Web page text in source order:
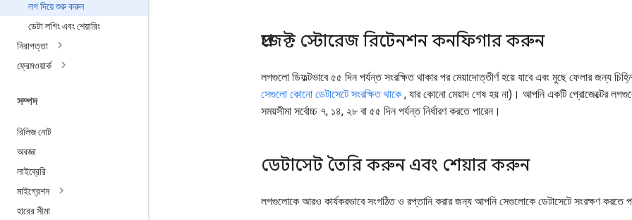
লগ দিয়ে শুরু করুন
ডেটা লগিং এবং শেয়ারিং
নিরাপত্তা
ফ্রেমওয়ার্ক
সম্পদ
রিলিজ নোট
অবজ্ঞা
লাইব্রেরি
মাইগ্রেশন
হারের সীমা
প্রজেক্ট স্টোরেজ রিটেনশন কনফিগার করুন
লগগুলো ডিফল্টভাবে ৫৫ দিন পর্যন্ত সংরক্ষিত থাকার পর মেয়াদোত্তীর্ণ হয়ে যাবে এবং মুছে ফেলার জন্য
সেগুলো কোনো ডেটাসেটে সংরক্ষিত থাকে , যার কোনো মেয়াদ শেষ হয় না)। আপনি একটি প্রোজেক্টের
সময়সীমা সর্বোচ্চ ৭, ১৪, ২৮ বা ৫৫ দিন পর্যন্ত নির্ধারণ করতে পারেন।
ডেটাসেট তৈরি করুন এবং শেয়ার করুন
লগগুলোকে আরও কার্যকরভাবে সংগঠিত ও রপ্তানি করার জন্য আপনি সেগুলোকে ডেটাসেটে সংরক্ষণ করতে